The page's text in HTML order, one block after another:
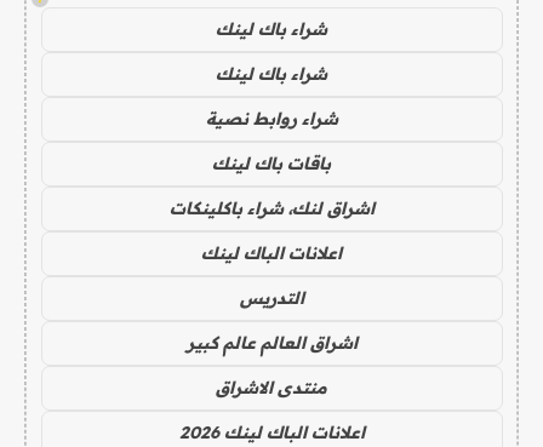
شراء باك لينك
شراء باك لينك
شراء روابط نصية
باقات باك لينك
اشراق لنك، شراء باكلينكات
اعلانات الباك لينك
التدريس
اشراق العالم عالم كبير
منتدى الاشراق
اعلانات الباك لينك 2026